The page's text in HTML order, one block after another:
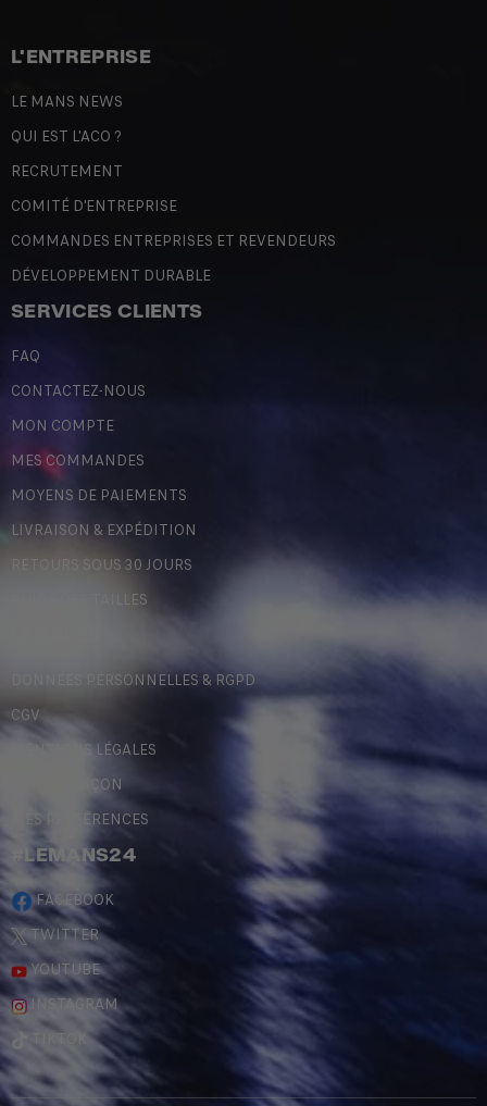
L'ENTREPRISE
LE MANS NEWS
QUI EST L'ACO ?
RECRUTEMENT
COMITÉ D'ENTREPRISE
COMMANDES ENTREPRISES ET REVENDEURS
DÉVELOPPEMENT DURABLE
SERVICES CLIENTS
FAQ
CONTACTEZ-NOUS
MON COMPTE
MES COMMANDES
MOYENS DE PAIEMENTS
LIVRAISON & EXPÉDITION
RETOURS SOUS 30 JOURS
GUIDE DES TAILLES
DONNÉES PERSONNELLES & RGPD
CGV
MENTIONS LÉGALES
CONTREFAÇON
MES PRÉFÉRENCES
#LEMANS24
FACEBOOK
TWITTER
YOUTUBE
INSTAGRAM
TIKTOK